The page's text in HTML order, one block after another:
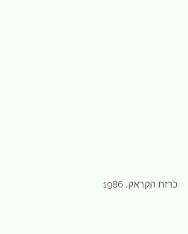
כרזת הקראק, 1986